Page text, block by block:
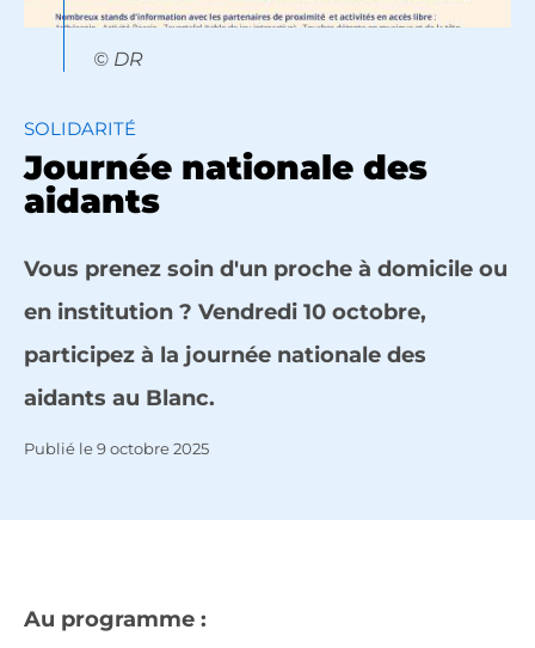
© DR
SOLIDARITÉ
Journée nationale des
aidants
Vous prenez soin d'un proche à domicile ou
en institution ? Vendredi 10 octobre,
participez à la journée nationale des
aidants au Blanc.
Publié le9 octobre 2025
Au programme :